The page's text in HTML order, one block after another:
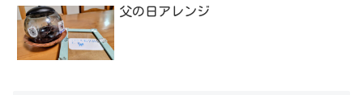
父の日アレンジ